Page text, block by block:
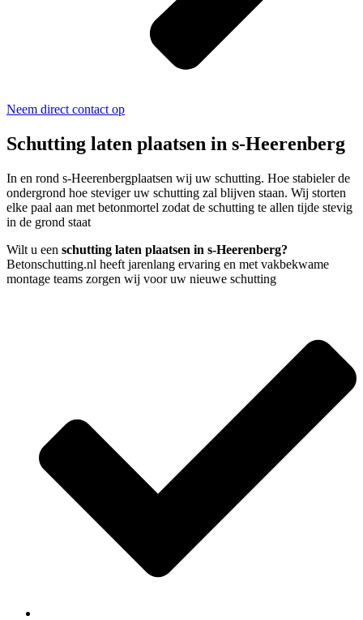
Neem direct contact op
Schutting laten plaatsen in s-Heerenberg
In en rond s-Heerenbergplaatsen wij uw schutting. Hoe stabieler de
ondergrond hoe steviger uw schutting zal blijven staan. Wij storten
elke paal aan met betonmortel zodat de schutting te allen tijde stevig
in de grond staat
Wilt u een schutting laten plaatsen in s-Heerenberg?
Betonschutting.nl heeft jarenlang ervaring en met vakbekwame
montage teams zorgen wij voor uw nieuwe schutting